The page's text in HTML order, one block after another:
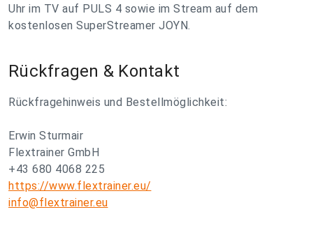
Uhr im TV auf PULS 4 sowie im Stream auf dem
kostenlosen SuperStreamer JOYN.
Rückfragen & Kontakt
Rückfragehinweis und Bestellmöglichkeit:
Erwin Sturmair
Flextrainer GmbH
+43 680 4068 225
https://www.flextrainer.eu/
info@flextrainer.eu